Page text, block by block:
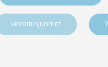
virvoitusjuomat